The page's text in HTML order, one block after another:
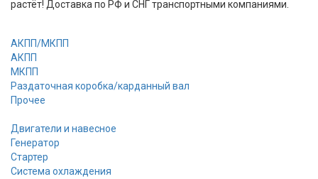
растёт! Доставка по РФ и СНГ транспортными компаниями.
АКПП/МКПП
АКПП
МКПП
Раздаточная коробка/карданный вал
Прочее
Двигатели и навесное
Генератор
Стартер
Cистема охлаждения